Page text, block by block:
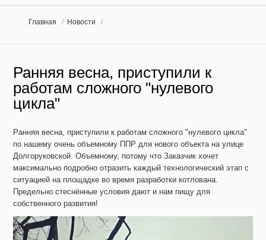
Главная Новости
Ранняя весна, приступили к
работам сложного "нулевого
цикла"
Ранняя весна, приступили к работам сложного "нулевого цикла"
по нашему очень объемному ППР для нового объекта на улице
Долгоруковской. Объемному, потому что Заказчик хочет
максимально подробно отразить каждый технологический этап с
ситуацией на площадке во время разработки котлована.
Предельно стеснённые условия дают и нам пищу для
собственного развития!